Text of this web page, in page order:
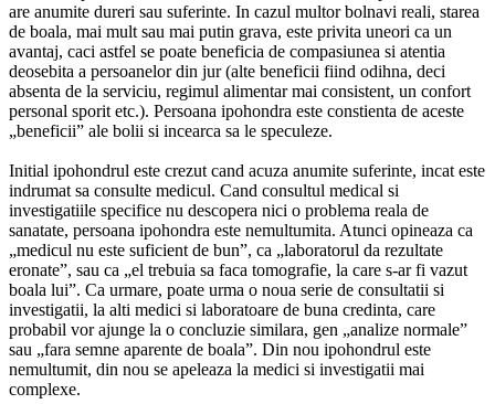
are anumite dureri sau suferinte. In cazul multor bolnavi reali, starea
de boala, mai mult sau mai putin grava, este privita uneori ca un
avantaj, caci astfel se poate beneficia de compasiunea si atentia
deosebita a persoanelor din jur (alte beneficii fiind odihna, deci
absenta de la serviciu, regimul alimentar mai consistent, un confort
personal sporit etc.). Persoana ipohondra este constienta de aceste
„beneficii” ale bolii si incearca sa le speculeze.
Initial ipohondrul este crezut cand acuza anumite suferinte, incat este
indrumat sa consulte medicul. Cand consultul medical si
investigatiile specifice nu descopera nici o problema reala de
sanatate, persoana ipohondra este nemultumita. Atunci opineaza ca
„medicul nu este suficient de bun”, ca „laboratorul da rezultate
eronate”, sau ca „el trebuia sa faca tomografie, la care s-ar fi vazut
boala lui”. Ca urmare, poate urma o noua serie de consultatii si
investigatii, la alti medici si laboratoare de buna credinta, care
probabil vor ajunge la o concluzie similara, gen „analize normale”
sau „fara semne aparente de boala”. Din nou ipohondrul este
nemultumit, din nou se apeleaza la medici si investigatii mai
complexe.